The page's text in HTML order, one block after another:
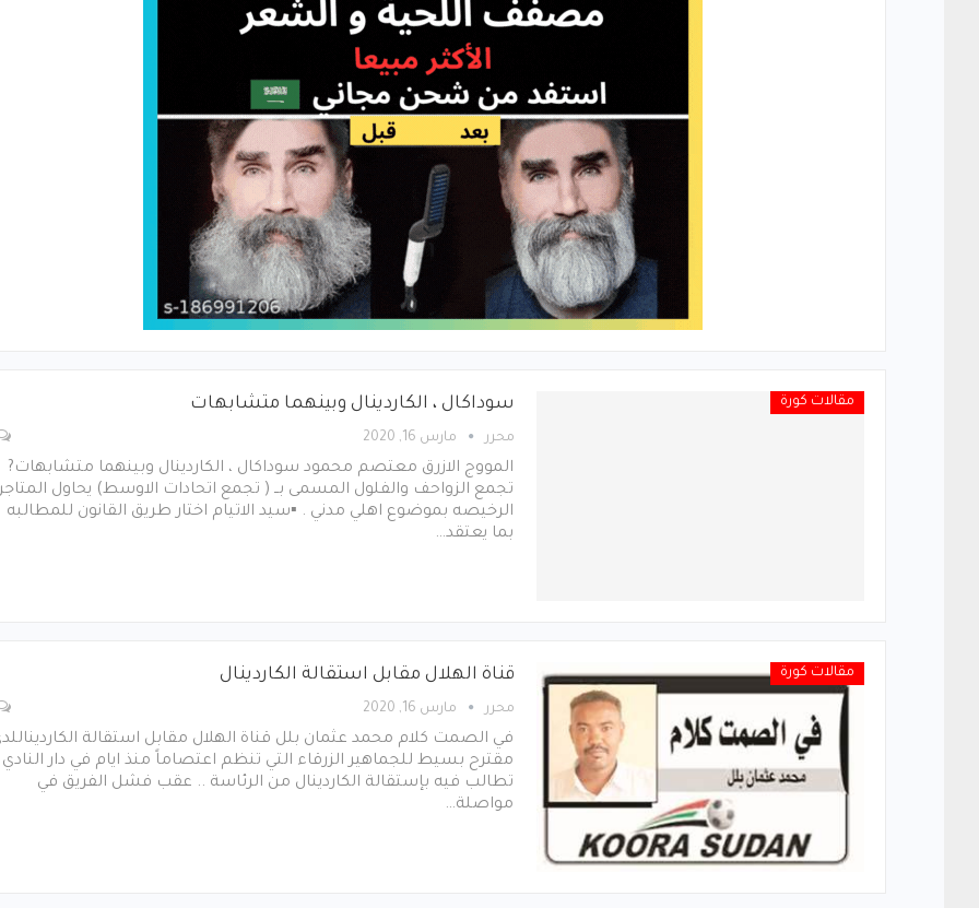
مقالات كورة سوداكال ، الكاردينال وبينهما متشابهات
محرر مارس 16, 2020
المووج الازرق معتصم محمود سوداكال ، الكاردينال وبينهما متشابهات?
تجمع الزواحف والفلول المسمى بــ ( تجمع اتحادات الاوسط) يحاول
الرخيصه بموضوع اهلي مدني . ▪سيد الاتيام اختار طريق القانون للمطالبه
بما يعتقد…
مقالات كورة قناة الهلال مقابل استقالة الكاردينال
محرر مارس 16, 2020
في الصمت كلام محمد عثمان بلل قناة الهلال مقابل استقالة
مقترح بسيط للجماهير الزرقاء التي تنظم اعتصاماً منذ ايام في دار
تطالب فيه بإستقالة الكاردينال من الرئاسة .. عقب فشل الفريق في
مواصلة…